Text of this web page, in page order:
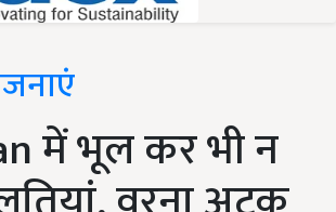
में भूल कर भी न